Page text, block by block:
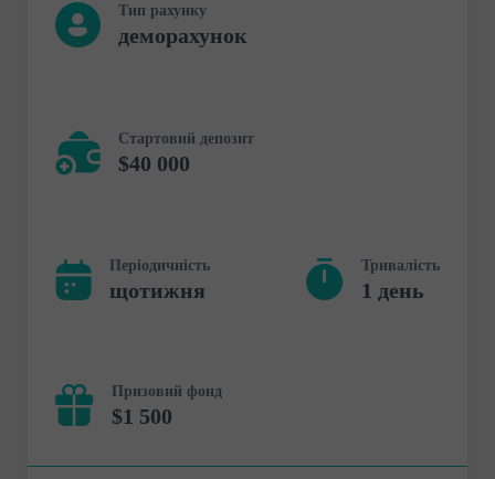
Тип рахунку
деморахунок
Стартовий депозит
$40 000
Періодичність
щотижня
Тривалість
1 день
Призовий фонд
$1 500